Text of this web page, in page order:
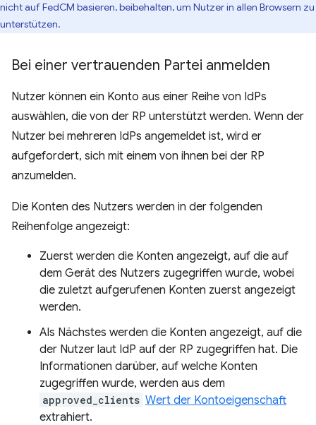
nicht auf FedCM basieren, beibehalten, um Nutzer in allen Browsern zu
unterstützen.
Bei einer vertrauenden Partei anmelden
Nutzer können ein Konto aus einer Reihe von IdPs
auswählen, die von der RP unterstützt werden. Wenn der
Nutzer bei mehreren IdPs angemeldet ist, wird er
aufgefordert, sich mit einem von ihnen bei der RP
anzumelden.
Die Konten des Nutzers werden in der folgenden
Reihenfolge angezeigt:
Zuerst werden die Konten angezeigt, auf die auf
dem Gerät des Nutzers zugegriffen wurde, wobei
die zuletzt aufgerufenen Konten zuerst angezeigt
werden.
Als Nächstes werden die Konten angezeigt, auf die
der Nutzer laut IdP auf der RP zugegriffen hat. Die
Informationen darüber, auf welche Konten
zugegriffen wurde, werden aus dem
approved_clients Wert der Kontoeigenschaft
extrahiert.